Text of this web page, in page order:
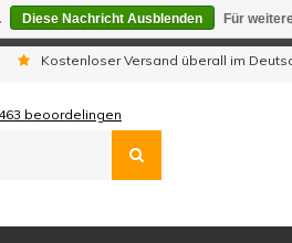
Kostenloser Versand überall im
beoordelingen
Diese Nachricht Ausblenden Für
Aufgegebene Bestellungen